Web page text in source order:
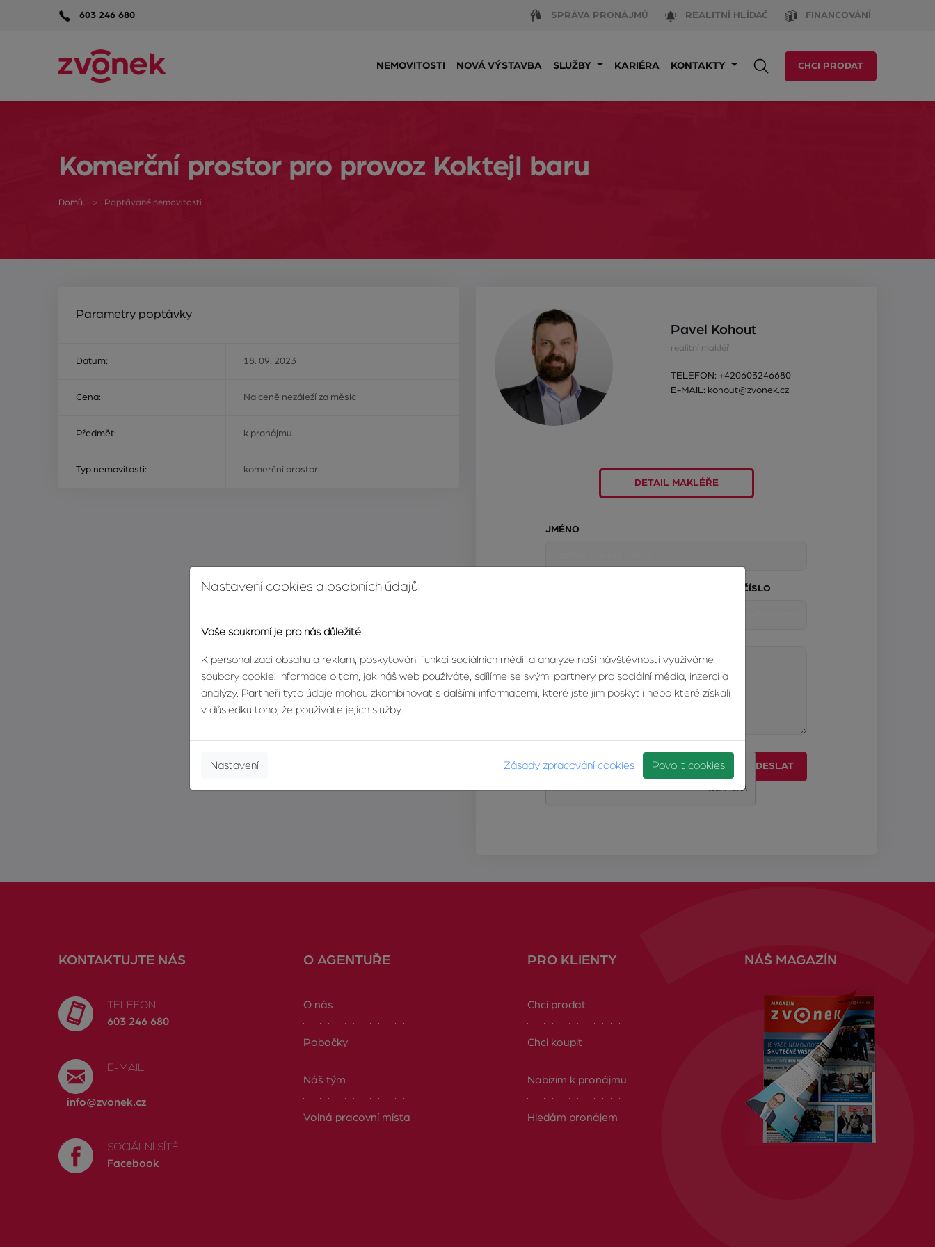
603 246 680 SPRÁVA PRONÁJMŮ REALITNÍ HLÍDAČ FINANCOVÁNÍ
NEMOVITOSTI NOVÁ VÝSTAVBA SLUŽBY KARIÉRA KONTAKTY CHCI PRODAT
Komerční prostor pro provoz Koktejl baru
Domů Poptávané nemovitosti
Parametry poptávky
Datum: 18. 09. 2023
Cena: Na ceně nezáleží za měsíc
Předmět: k pronájmu
Typ nemovitosti: komerční prostor
Pavel Kohout
realitní makléř
TELEFON: +420603246680
E-MAIL: kohout@zvonek.cz
DETAIL MAKLÉŘE
JMÉNO
TELEFONNÍ ČÍSLO
ODESLAT
KONTAKTUJTE NÁS
TELEFON
603 246 680
E-MAIL
info@zvonek.cz
SOCIÁLNÍ SÍTĚ
Facebook
O AGENTUŘE
O nás
Pobočky
Náš tým
Volná pracovní místa
PRO KLIENTY
Chci prodat
Chci koupit
Nabízím k pronájmu
Hledám pronájem
NÁŠ MAGAZÍN
Nastavení cookies a osobních údajů
Vaše soukromí je pro nás důležité
K personalizaci obsahu a reklam, poskytování funkcí sociálních médií a analýze naší návštěvnosti využíváme
soubory cookie. Informace o tom, jak náš web používáte, sdílíme se svými partnery pro sociální média, inzerci a
analýzy. Partneři tyto údaje mohou zkombinovat s dalšími informacemi, které jste jim poskytli nebo které získali
v důsledku toho, že používáte jejich služby.
Zásady zpracování cookies
Nastavení Povolit cookies